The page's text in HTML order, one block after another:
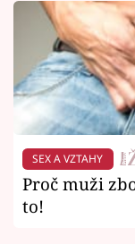
SEX A VZTAHY
Proč muži
to!